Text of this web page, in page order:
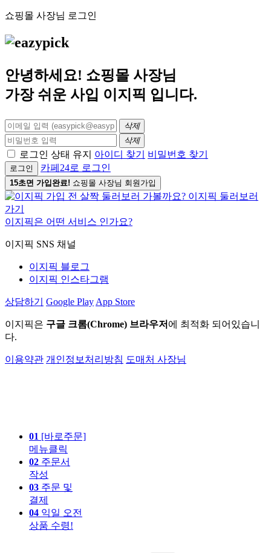
쇼핑몰 사장님 로그인
안녕하세요! 쇼핑몰 사장님
가장 쉬운 사입 이지픽 입니다.
삭제
삭제
로그인 상태 유지 아이디 찾기 비밀번호 찾기
로그인 카페24로 로그인
15초면 가입완료! 쇼핑몰 사장님 회원가입
이지픽은 어떤 서비스 인가요?
이지픽 SNS 채널
이지픽 블로그
이지픽 인스타그램
상담하기 Google Play App Store
이지픽은 구글 크롬(Chrome) 브라우저 에 최적화 되어있습니
다.
이용약관 개인정보처리방침 도매처 사장님
01 [바로주문]
메뉴클릭
02 주문서
작성
03 주문 및
결제
04 익일 오전
상품 수령!